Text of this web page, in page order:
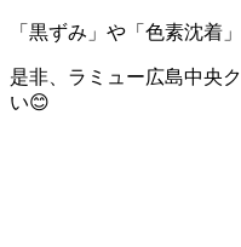
「黒ずみ」や「色素沈着
是非、ラミュー広島中央
い😊